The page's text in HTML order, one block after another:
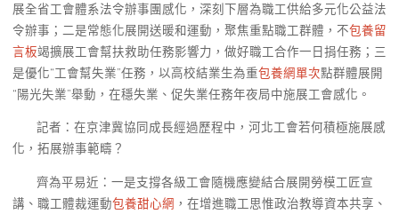
展全省工會體系法令辦事團感化，深刻下層為職工供給多元化公益法
令辦事；二是常態化展開送暖和運動，聚焦重點職工群體，不包養留
言板竭擴展工會幫扶救助任務影響力，做好職工合作一日捐任務；三
是優化“工會幫失業”任務，以高校結業生為重包養網單次點群體展開
“陽光失業”舉動，在穩失業、促失業任務年夜局中施展工會感化。
記者：在京津冀協同成長經過歷程中，河北工會若何積極施展感
化，拓展辦事範疇？
齊為平易近：一是支撐各級工會隨機應變結合展開勞模工匠宣
講、職工體裁運動包養甜心網 ，在增進職工思惟政治教導資本共享、